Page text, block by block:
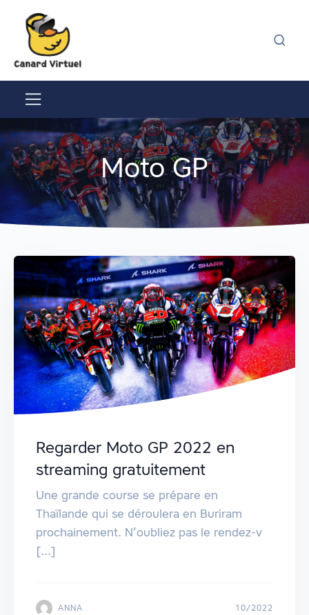
Moto GP
Regarder Moto GP 2022 en
streaming gratuitement
Une grande course se prépare en
Thaïlande qui se déroulera en Buriram
prochainement. N’oubliez pas le rendez-v
[...]
ANNA 10/2022